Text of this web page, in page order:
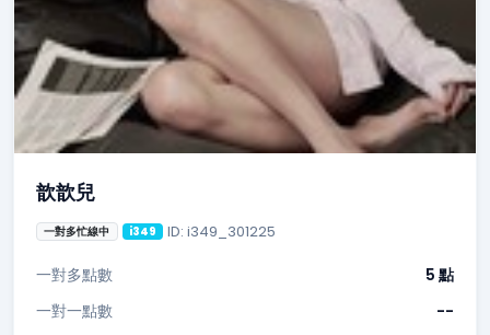
歆歆兒
一對多忙線中 i349 ID: i349_301225
一對多點數
5 點
一對一點數
--